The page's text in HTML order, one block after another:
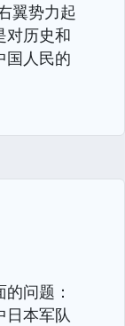
翼势力起
对历史和
国人民的
问题：
日本军队